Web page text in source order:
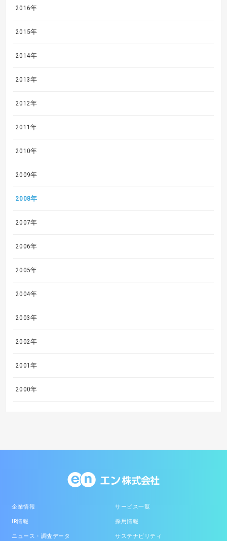
2016年
2015年
2014年
2013年
2012年
2011年
2010年
2009年
2008年
2007年
2006年
2005年
2004年
2003年
2002年
2001年
2000年
企業情報 サービス一覧
IR情報 採用情報
ニュース・調査データ サステナビリティ